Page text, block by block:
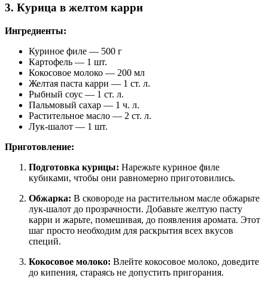
3. Курица в желтом карри
Ингредиенты:
Куриное филе — 500 г
Картофель — 1 шт.
Кокосовое молоко — 200 мл
Желтая паста карри — 1 ст. л.
Рыбный соус — 1 ст. л.
Пальмовый сахар — 1 ч. л.
Растительное масло — 2 ст. л.
Лук-шалот — 1 шт.
Приготовление:
Подготовка курицы: Нарежьте куриное филе
кубиками, чтобы они равномерно приготовились.
Обжарка: В сковороде на растительном масле обжарьте
лук-шалот до прозрачности. Добавьте желтую пасту
карри и жарьте, помешивая, до появления аромата. Этот
шаг просто необходим для раскрытия всех вкусов
специй.
Кокосовое молоко: Влейте кокосовое молоко, доведите
до кипения, стараясь не допустить пригорания.